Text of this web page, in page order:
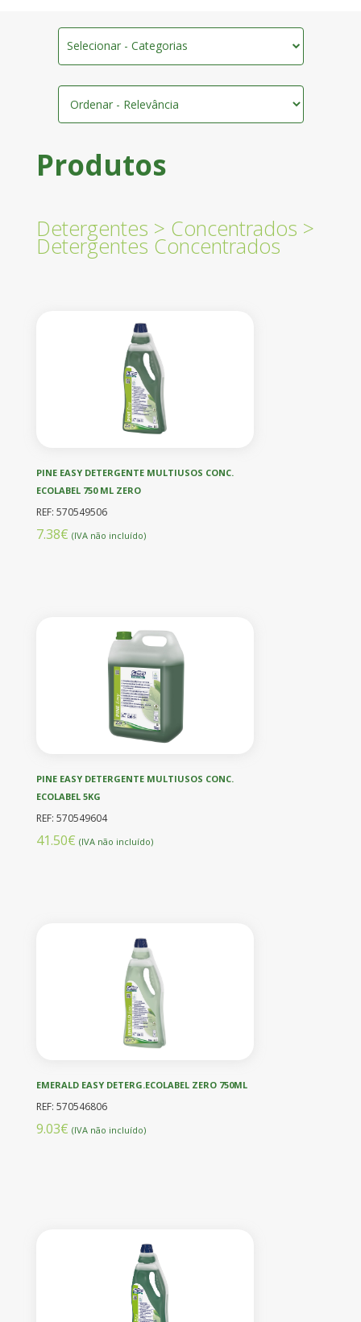
Selecionar - Categorias
Produtos
Detergentes > Concentrados >
Detergentes Concentrados
PINE EASY DETERGENTE MULTIUSOS CONC.
ECOLABEL 750 ML ZERO
REF: 570549506
7.38€ (IVA não incluído)
PINE EASY DETERGENTE MULTIUSOS CONC.
ECOLABEL 5KG
REF: 570549604
41.50€ (IVA não incluído)
EMERALD EASY DETERG.ECOLABEL ZERO 750ML
REF: 570546806
9.03€ (IVA não incluído)